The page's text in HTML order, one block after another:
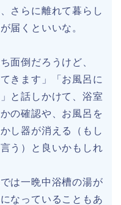
さらに離れて暮らし
届くといいな。
面倒だろうけど、
きます」「お風呂に
と話しかけて、浴室
の確認や、お風呂を
し器が消える（もし
う）と良いかもしれ
では一晩中浴槽の湯が
なっていることもあ